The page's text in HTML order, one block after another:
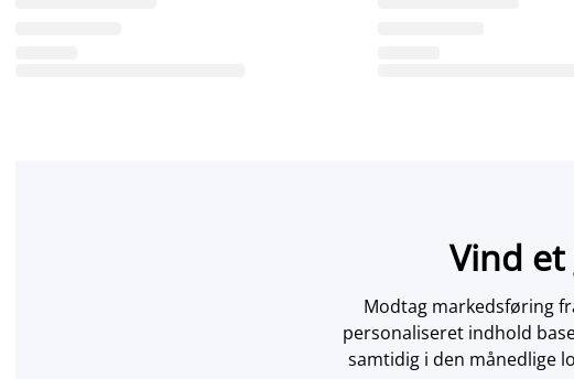
Vind et
Modtag markedsføring
personaliseret indhold
samtidig i den månedlige